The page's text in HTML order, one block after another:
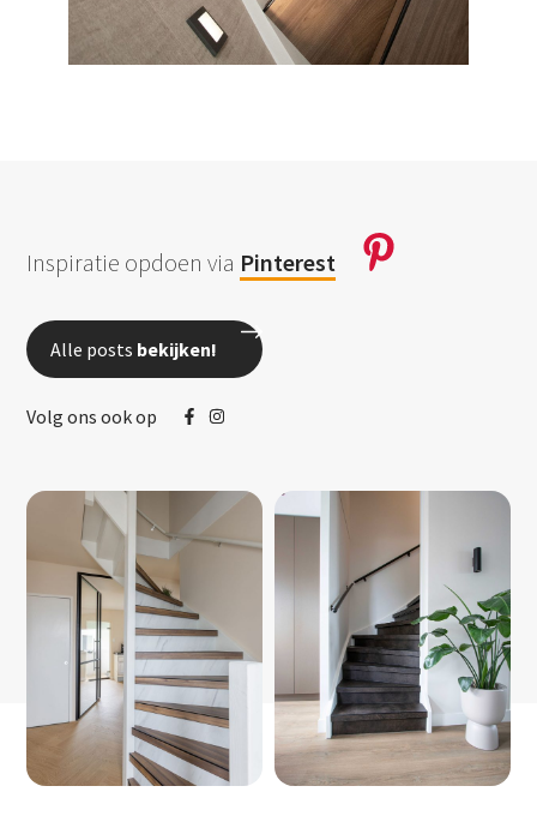
Inspiratie opdoen via Pinterest
Alle posts bekijken!
Volg ons ook op